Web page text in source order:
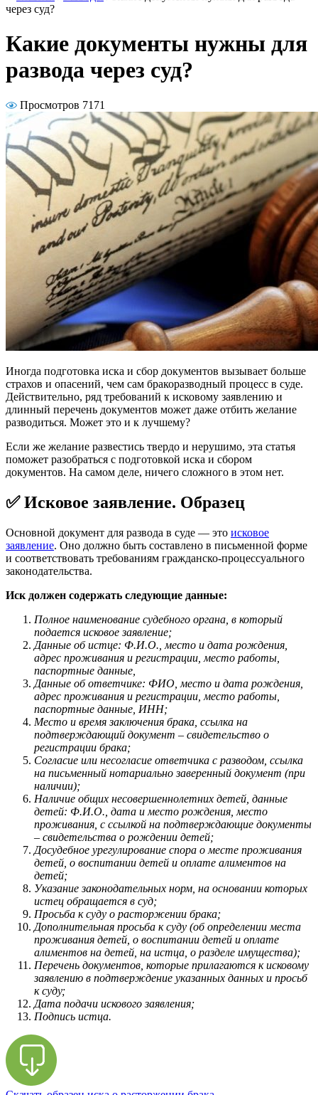
через суд?
Какие документы нужны для
развода через суд?
Просмотров 7171
Иногда подготовка иска и сбор документов вызывает больше
страхов и опасений, чем сам бракоразводный процесс в суде.
Действительно, ряд требований к исковому заявлению и
длинный перечень документов может даже отбить желание
разводиться. Может это и к лучшему?
Если же желание развестись твердо и нерушимо, эта статья
поможет разобраться с подготовкой иска и сбором
документов. На самом деле, ничего сложного в этом нет.
✅Исковое заявление. Образец
Основной документ для развода в суде — это исковое
заявление. Оно должно быть составлено в письменной форме
и соответствовать требованиям гражданско-процессуального
законодательства.
Иск должен содержать следующие данные:
Полное наименование судебного органа, в который
подается исковое заявление;
Данные об истце: Ф.И.О., место и дата рождения,
адрес проживания и регистрации, место работы,
паспортные данные,
Данные об ответчике: ФИО, место и дата рождения,
адрес проживания и регистрации, место работы,
паспортные данные, ИНН;
Место и время заключения брака, ссылка на
подтверждающий документ – свидетельство о
регистрации брака;
Согласие или несогласие ответчика с разводом, ссылка
на письменный нотариально заверенный документ (при
наличии);
Наличие общих несовершеннолетних детей, данные
детей: Ф.И.О., дата и место рождения, место
проживания, с ссылкой на подтверждающие документы
– свидетельства о рождении детей;
Досудебное урегулирование спора о месте проживания
детей, о воспитании детей и оплате алиментов на
детей;
Указание законодательных норм, на основании которых
истец обращается в суд;
Просьба к суду о расторжении брака;
Дополнительная просьба к суду (об определении места
проживания детей, о воспитании детей и оплате
алиментов на детей, на истца, о разделе имущества);
Перечень документов, которые прилагаются к исковому
заявлению в подтверждение указанных данных и просьб
к суду;
Дата подачи искового заявления;
Подпись истца.